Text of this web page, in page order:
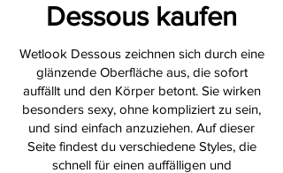
Dessous kaufen
Wetlook Dessous zeichnen sich durch eine
glänzende Oberfläche aus, die sofort
auffällt und den Körper betont. Sie wirken
besonders sexy, ohne kompliziert zu sein,
und sind einfach anzuziehen. Auf dieser
Seite findest du verschiedene Styles, die
schnell für einen auffälligen und